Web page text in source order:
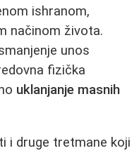
ishranom,
načinom života.
unos
fizička
uklanjanje masnih
i druge tretmane koji